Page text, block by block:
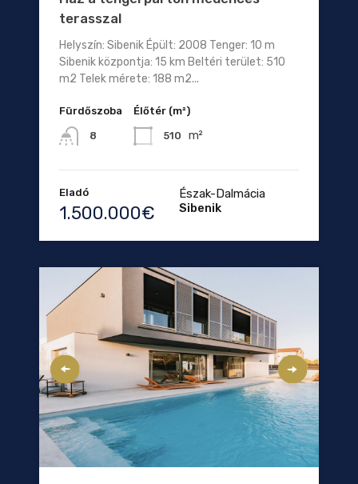
terasszal
Helyszín: Sibenik Épült: 2008 Tenger: 10 m
Sibenik központja: 15 km Beltéri terület: 510
m2 Telek mérete: 188 m2...
Fürdőszoba
8
Élőtér (m²)
510 m²
Eladó
1.500.000€
Észak-Dalmácia
Sibenik